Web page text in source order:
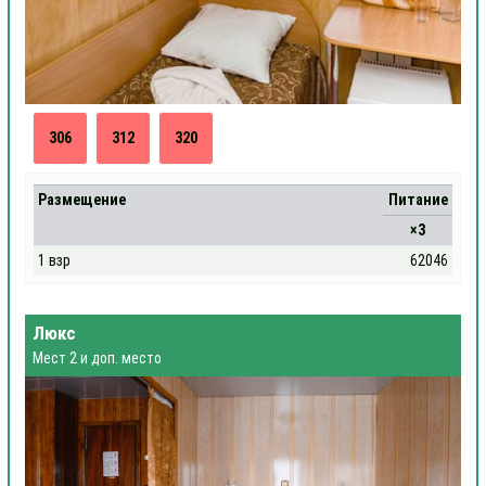
306 312 320
Размещение
Питание
×3
1 взр
62046
Люкс
Мест 2 и доп. место